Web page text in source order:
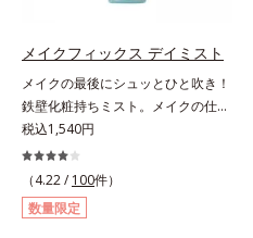
メイクフィックス デイミスト
メイクの最後にシュッとひと吹き！
鉄壁化粧持ちミスト。メイクの仕上
げにシュッとひと吹き。肌とメイク
の密着感をピタッと高め、メイクく
ずれを防ぎ、化粧持ちをアップさせ
るミストタイプの化粧水です。くず
れ防止成分(*1)を含む層と美容成分
税込1,540円
（4.22 / 100件）
数量限定